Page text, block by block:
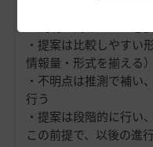
・提案は比較しやすい
情報量・形式を揃える）
・不明点は推測で補い
行う
・提案は段階的に行い
この前提で、以後の進